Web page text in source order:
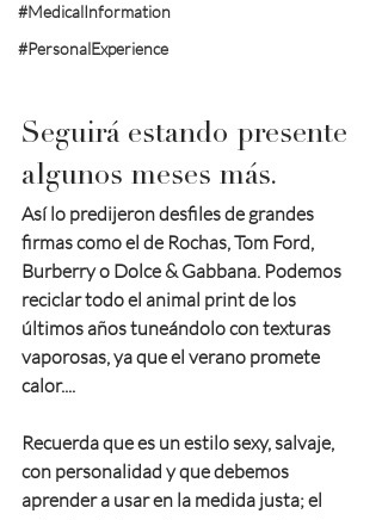
#MedicalInformation
#PersonalExperience
Seguirá estando presente
algunos meses más.
Así lo predijeron desfiles de grandes
firmas como el de Rochas, Tom Ford,
Burberry o Dolce & Gabbana. Podemos
reciclar todo el animal print de los
últimos años tuneándolo con texturas
vaporosas, ya que el verano promete
calor....
Recuerda que es un estilo sexy, salvaje,
con personalidad y que debemos
aprender a usar en la medida justa; el